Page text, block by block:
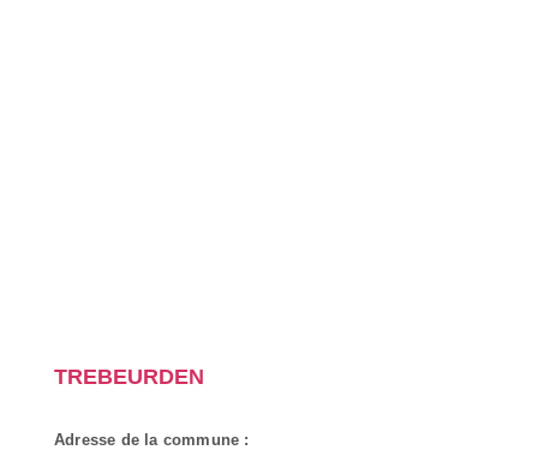
TREBEURDEN
Adresse de la commune :